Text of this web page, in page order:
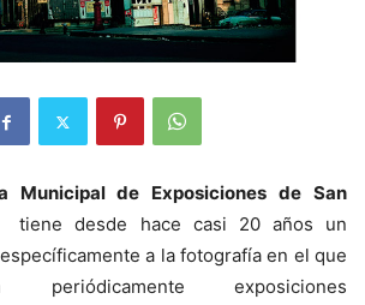
Municipal de Exposiciones de San
tiene desde hace casi 20 años un
a la fotografía en el que
exposiciones